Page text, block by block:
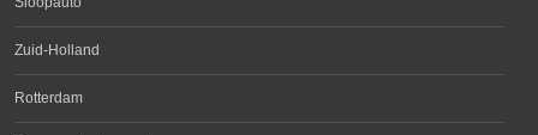
Zuid-Holland
Rotterdam